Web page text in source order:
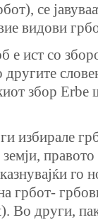
се
видови
е ист со
збор Erbe
избирале
правото
го
грбот-
Во други,